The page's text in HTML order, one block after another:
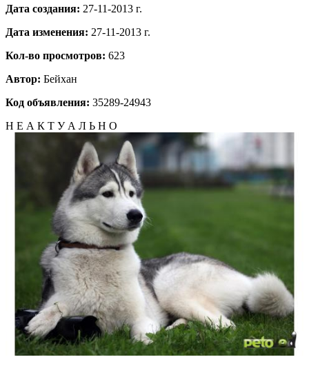
Дата создания: 27-11-2013 г.
Дата изменения: 27-11-2013 г.
Кол-во просмотров: 623
Автор: Бейхан
Код объявления: 35289-24943
Н Е А К Т У А Л Ь Н О